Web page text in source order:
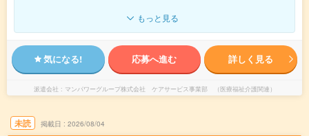
もっと見る
気になる! 応募へ進む 詳しく見る
派遣会社 マンパワーグループ株式会社 ケアサービス事業部 （医療福祉介護関連）
未読 掲載日 2026/08/04